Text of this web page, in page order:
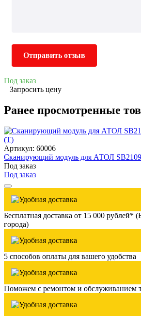
Отправить отзыв
Под заказ
Запросить цену
Ранее просмотренные
Артикул: 60006
Сканирующий модуль для АТОЛ
Под заказ
Под заказ
Бесплатная доставка от 15 000 рублей*
города)
5 способов оплаты для вашего удобства
Поможем с ремонтом и обслуживанием